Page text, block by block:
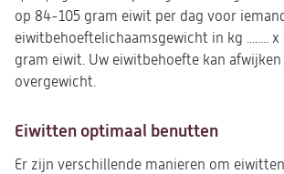
op 84-105 gram eiwit per dag voor
eiwitbehoeftelichaamsgewicht in kg ........ x
gram eiwit. Uw eiwitbehoefte kan
overgewicht.
Eiwitten optimaal benutten
Er zijn verschillende manieren om